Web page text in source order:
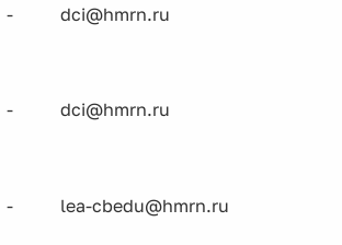
- dci@hmrn.ru
- dci@hmrn.ru
- lea-cbedu@hmrn.ru